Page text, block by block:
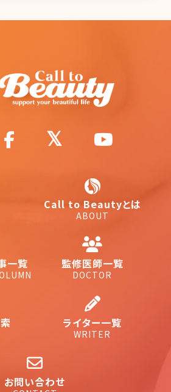
Call to Beautyとは
ABOUT
一覧 監修医師一覧
DOCTOR
ライター一覧
WRITER
お問い合わせ